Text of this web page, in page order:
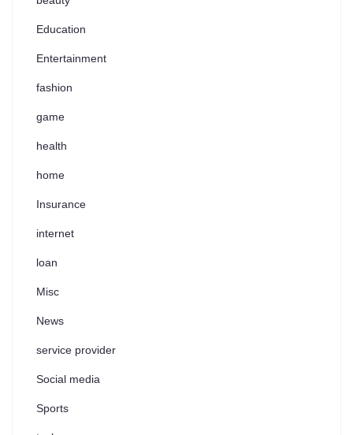
Education
Entertainment
fashion
game
health
home
Insurance
internet
loan
Misc
News
service provider
Social media
Sports